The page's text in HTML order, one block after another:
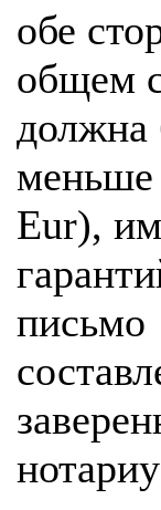
обе
общем
должна
меньше
Eur),
письмо